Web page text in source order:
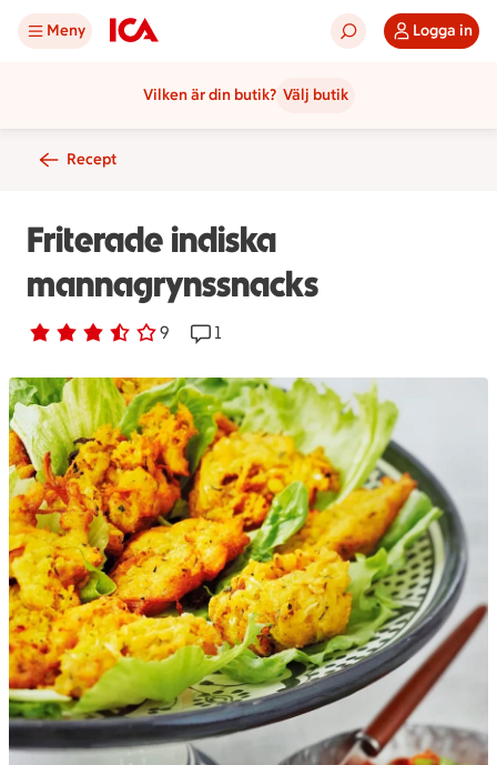
Meny Logga in
Vilken är din butik? Välj butik
Recept
Friterade indiska
mannagrynssnacks
Betyg 3.7 av 5. 9
9 personer har röstatReceptet har 1 kommentarer
1